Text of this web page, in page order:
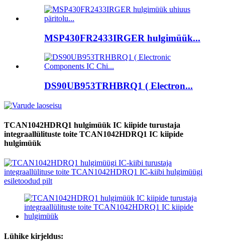
MSP430FR2433IRGER hulgimüük...
DS90UB953TRHBRQ1 ( Electron...
TCAN1042HDRQ1 hulgimüük IC kiipide turustaja
integraallülituste toite TCAN1042HDRQ1 IC kiipide
hulgimüük
Lühike kirjeldus: